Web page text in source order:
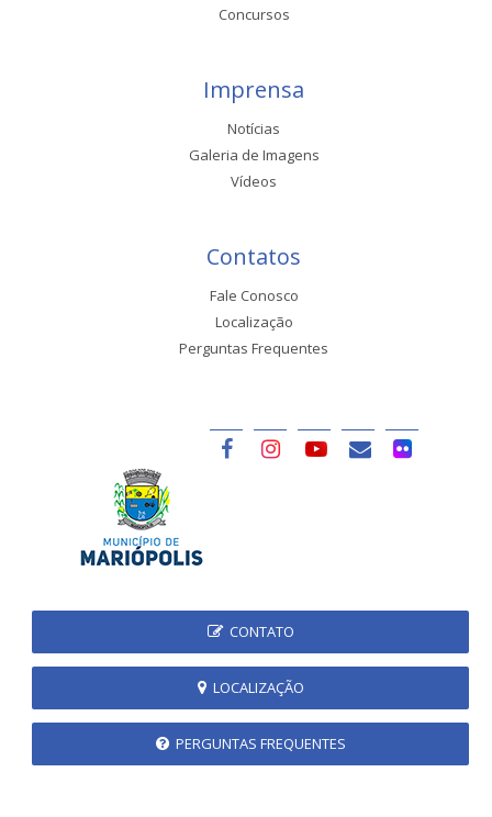
Concursos
Imprensa
Notícias
Galeria de Imagens
Vídeos
Contatos
Fale Conosco
Localização
Perguntas Frequentes
CONTATO
LOCALIZAÇÃO
PERGUNTAS FREQUENTES